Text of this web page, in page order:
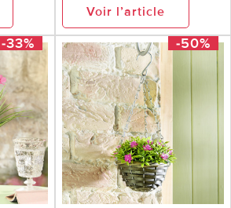
Voir l’article
-33% -50%